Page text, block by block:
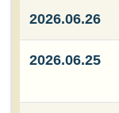
2026.06.26
2026.06.25